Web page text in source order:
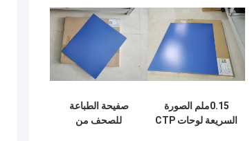
0.15ملم الصورة
السريعة لوحات CTP
صفيحة الطباعة
للصحف من